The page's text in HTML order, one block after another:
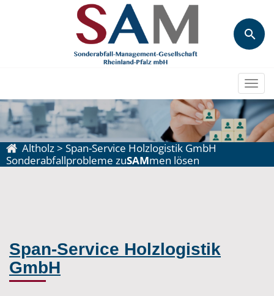
Altholz> Span-Service Holzlogistik GmbH
Sonderabfallprobleme zuSAMmen lösen
Span-Service Holzlogistik
GmbH